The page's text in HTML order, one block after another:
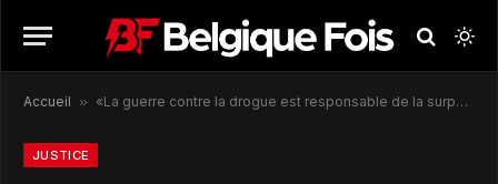
Accueil » «La guerre contre la drogue est responsable de la surpopulation carcérale»
JUSTICE